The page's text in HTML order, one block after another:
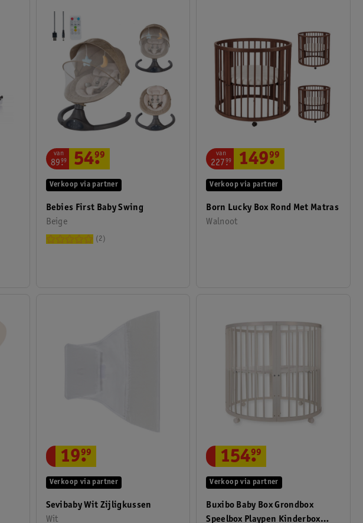
Bebies First Baby Swing
Beige
Verkoop via partner
van
89.
99 54.
99
2
Born Lucky Box Rond Met Matras
Walnoot
Verkoop via partner
van
227.
99 149.
99
Sevibaby Wit Zijligkussen
Wit
Verkoop via partner
19.
99
Buxibo Baby Box Grondbox
Speelbox Playpen Kinderbox
Verkoop via partner
154.
99